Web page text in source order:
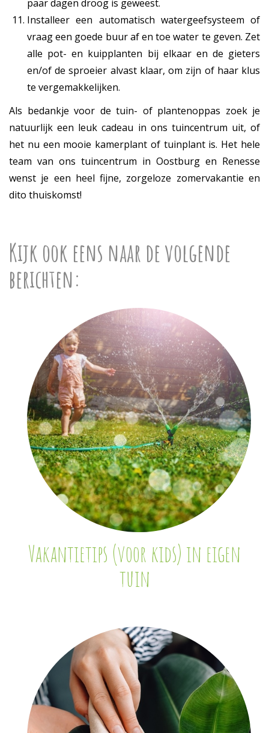
paar dagen droog is geweest.
Installeer een automatisch watergeefsysteem of
vraag een goede buur af en toe water te geven. Zet
alle pot- en kuipplanten bij elkaar en de gieters
en/of de sproeier alvast klaar, om zijn of haar klus
te vergemakkelijken.
Als bedankje voor de tuin- of plantenoppas zoek je
natuurlijk een leuk cadeau in ons tuincentrum uit, of
het nu een mooie kamerplant of tuinplant is. Het hele
team van ons tuincentrum in Oostburg en Renesse
wenst je een heel fijne, zorgeloze zomervakantie en
dito thuiskomst!
Kijk ook eens naar de volgende
berichten:
Vakantietips (voor kids) in eigen
tuin